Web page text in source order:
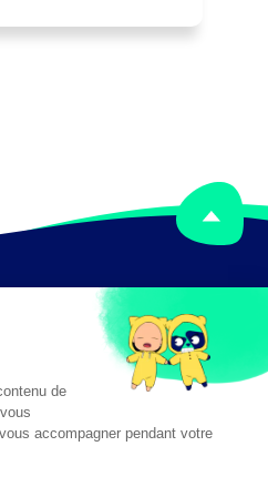
orientations des
d'une administration
(direction
régionale,
...).
le cadre de projet
ponctuels.
Mentions légales